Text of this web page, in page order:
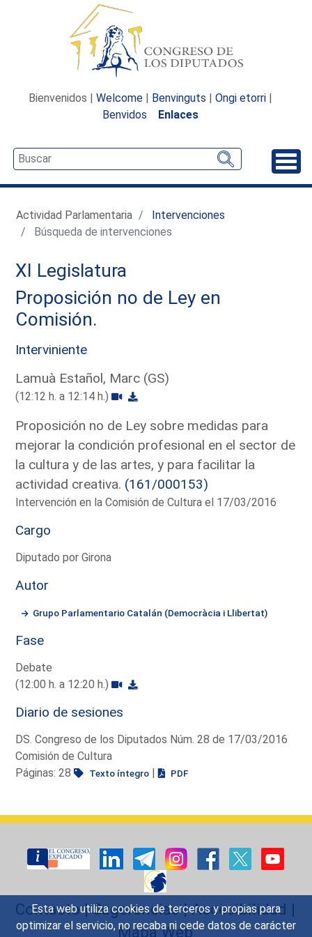
Esta web utiliza cookies de terceros y propias para
optimizar el servicio, no recaba ni cede datos de carácter
Bienvenidos | Welcome | Benvinguts | Ongi etorri |
Benvidos
Enlaces
Actividad Parlamentaria
Intervenciones
Búsqueda de intervenciones
XI Legislatura
Proposición no de Ley en
Comisión.
Interviniente
Lamuà Estañol, Marc (GS)
(12:12 h. a 12:14 h.)
Proposición no de Ley sobre medidas para
mejorar la condición profesional en el sector de
la cultura y de las artes, y para facilitar la
actividad creativa. (161/000153)
Intervención en la Comisión de Cultura el 17/03/2016
Cargo
Diputado por Girona
Autor
Grupo Parlamentario Catalán (Democràcia i Llibertat)
Fase
Debate
(12:00 h. a 12:20 h.)
Diario de sesiones
DS. Congreso de los Diputados Núm. 28 de 17/03/2016
Comisión de Cultura
Páginas: 28
Texto íntegro | PDF
Contacto|Sugerencias|Accesibilidad |
Mapa Web